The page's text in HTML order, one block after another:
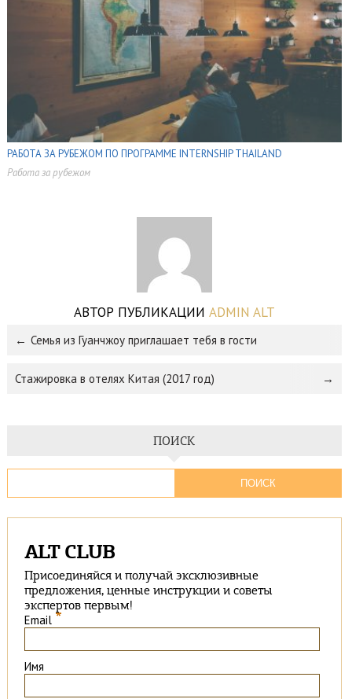
РАБОТА ЗА РУБЕЖОМ ПО ПРОГРАММЕ INTERNSHIP THAILAND
Работа за рубежом
АВТОР ПУБЛИКАЦИИ ADMIN ALT
Семья из Гуанчжоу приглашает тебя в гости
Стажировка в отелях Китая (2017 год)
ПОИСК
ALT CLUB
Присоединяйся и получай эксклюзивные
предложения, ценные инструкции и советы
экспертов первым!
Email *
Имя